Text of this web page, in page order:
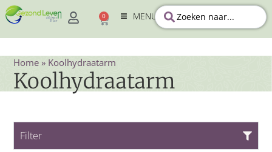
0 MENU
Home » Koolhydraatarm
Koolhydraatarm
Filter